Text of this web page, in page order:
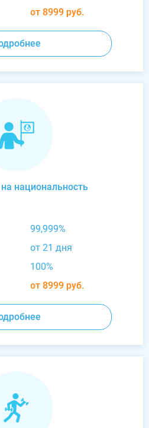
от 8999 руб.
национальность
99,999%
от 21 дня
100%
от 8999 руб.